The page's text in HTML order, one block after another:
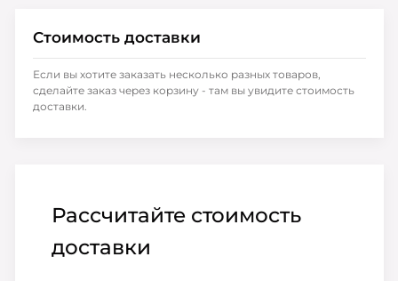
Рассчитайте стоимость
доставки
Стоимость доставки
Если вы хотите заказать несколько разных товаров,
сделайте заказ через корзину - там вы увидите стоимость
доставки.